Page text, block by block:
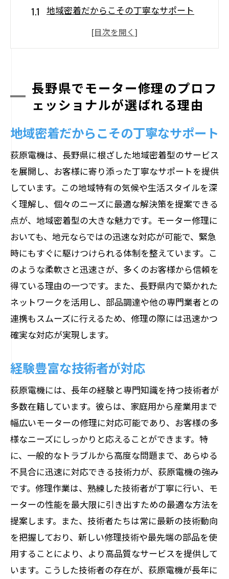
地域密着だからこその丁寧なサポート
経験豊富な技術者が対応
多様なモーターに対応可能な技術力
信頼される修理の実績と評価
お客様のニーズに応える柔軟なサービス
される理由
荻原電機の修理技術の強み
高品質な部品の使用で長寿命化
厳しい品質管理と検査体制
お客様の声を反映したサービス改善
長野県特有の環境に適した修理方法
常に最新技術を取り入れる姿勢
長野県で生活を支えるモーター修理の技術と
は
家庭用モーターの修理事例と技術
産業用モーターの最適修理法
エコな修理で環境にも配慮
地域のニーズに応じたカスタム修理
長野県の景観を守る静音モーター修理
荻原電機が提供する長野県での迅速なモータ
ー修理サービス
迅速な応対で緊急トラブルにも対応
常に在庫を持つ部品供給力
現場でのスピーディな対応力
お客様のスケジュールに合わせた柔軟な
対応
時間をかけない精度の高い修理
電話一本で解決できる簡単手配
モーター修理のエキスパートが語る長野県で
長野県でモーター修理のプロフ
ェッショナルが選ばれる理由
地域密着だからこその丁寧なサポート
荻原電機は、長野県に根ざした地域密着型のサービス
を展開し、お客様に寄り添った丁寧なサポートを提供
しています。この地域特有の気候や生活スタイルを深
く理解し、個々のニーズに最適な解決策を提案できる
点が、地域密着型の大きな魅力です。モーター修理に
おいても、地元ならではの迅速な対応が可能で、緊急
時にもすぐに駆けつけられる体制を整えています。こ
のような柔軟さと迅速さが、多くのお客様から信頼を
得ている理由の一つです。また、長野県内で築かれた
ネットワークを活用し、部品調達や他の専門業者との
連携もスムーズに行えるため、修理の際には迅速かつ
確実な対応が実現します。
経験豊富な技術者が対応
荻原電機には、長年の経験と専門知識を持つ技術者が
多数在籍しています。彼らは、家庭用から産業用まで
幅広いモーターの修理に対応可能であり、お客様の多
様なニーズにしっかりと応えることができます。特
に、一般的なトラブルから高度な問題まで、あらゆる
不具合に迅速に対応できる技術力が、荻原電機の強み
です。修理作業は、熟練した技術者が丁寧に行い、モ
ーターの性能を最大限に引き出すための最適な方法を
提案します。また、技術者たちは常に最新の技術動向
を把握しており、新しい修理技術や最先端の部品を使
用することにより、より高品質なサービスを提供して
います。こうした技術者の存在が、荻原電機が長年に